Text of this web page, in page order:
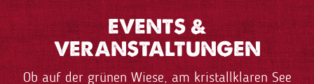
EVENTS &
VERANSTALTUNGEN
Ob auf der grünen Wiese, am kristallklaren See